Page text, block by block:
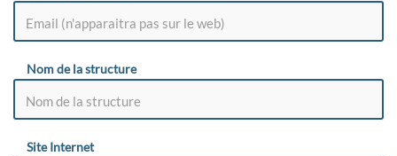
Nom de la structure
Site Internet